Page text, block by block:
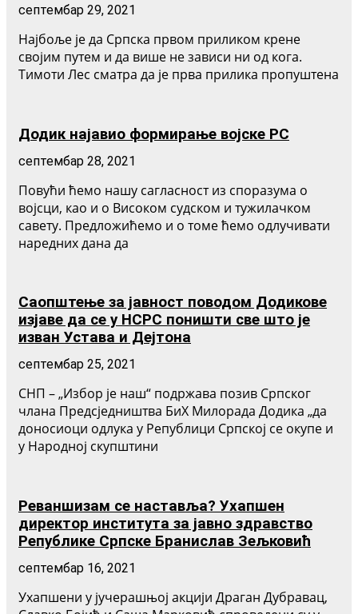
септембар 29, 2021
Најбоље је да Српска првом приликом крене
својим путем и да више не зависи ни од кога.
Тимоти Лес сматра да је прва прилика пропуштена
Додик најавио формирање војске РС
септембар 28, 2021
Повући ћемо нашу сагласност из споразума о
војсци, као и о Високом судском и тужилачком
савету. Предложићемо и о томе ћемо одлучивати
наредних дана да
Саопштење за јавност поводом Додикове
изјаве да се у НСРС поништи све што је
изван Устава и Дејтона
септембар 25, 2021
СНП – „Избор је наш“ подржава позив Српског
члана Предсједништва БиХ Милорада Додика „да
доносиоци одлука у Републици Српској се окупе и
у Народној скупштини
Реваншизам се наставља? Ухапшен
директор института за јавно здравство
Републике Српске Бранислав Зељковић
септембар 16, 2021
Ухапшени у јучерашњој акцији Драган Дубравац,